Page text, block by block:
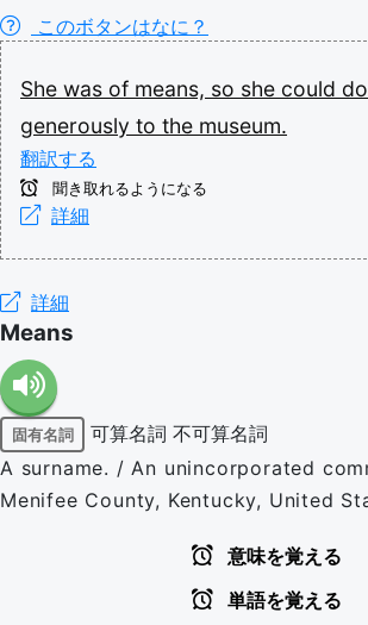
このボタンはなに？
She was of means, so she could
generously to the museum.
翻訳する
聞き取れるようになる
詳細
詳細
Means
固有名詞 可算名詞 不可算名詞
A surname. / An unincorporated
Menifee County, Kentucky, United
意味を覚える
単語を覚える